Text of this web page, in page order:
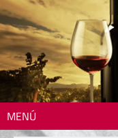
MENÚ